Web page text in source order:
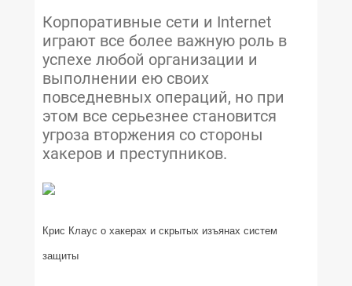
Корпоративные сети и Internet
играют все более важную роль в
успехе любой организации и
выполнении ею своих
повседневных операций, но при
этом все серьезнее становится
угроза вторжения со стороны
хакеров и преступников.
Крис Клаус о хакерах и скрытых изъянах систем
защиты